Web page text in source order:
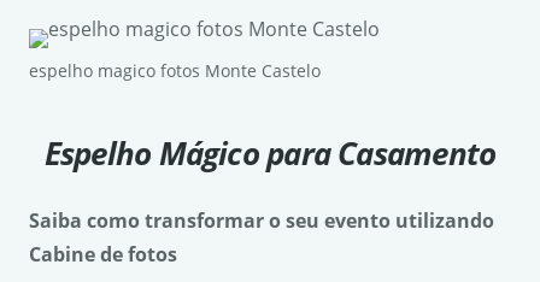
espelho magico fotos Monte Castelo
Espelho Mágico para Casamento
Saiba como transformar o seu evento utilizando
Cabine de fotos